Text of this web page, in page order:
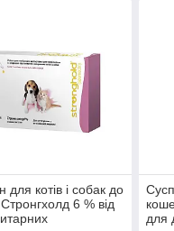
для котів і собак до
6 % від
для